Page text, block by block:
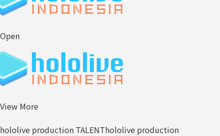
Open
View More
hololive production TALENThololive production